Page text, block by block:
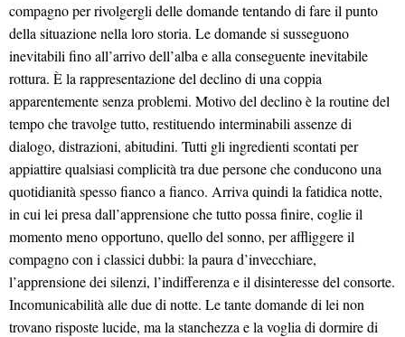
compagno per rivolgergli delle domande tentando di fare il punto
della situazione nella loro storia. Le domande si susseguono
inevitabili fino all’arrivo dell’alba e alla conseguente inevitabile
rottura. È la rappresentazione del declino di una coppia
apparentemente senza problemi. Motivo del declino è la routine del
tempo che travolge tutto, restituendo interminabili assenze di
dialogo, distrazioni, abitudini. Tutti gli ingredienti scontati per
appiattire qualsiasi complicità tra due persone che conducono una
quotidianità spesso fianco a fianco. Arriva quindi la fatidica notte,
in cui lei presa dall’apprensione che tutto possa finire, coglie il
momento meno opportuno, quello del sonno, per affliggere il
compagno con i classici dubbi: la paura d’invecchiare,
l’apprensione dei silenzi, l’indifferenza e il disinteresse del consorte.
Incomunicabilità alle due di notte. Le tante domande di lei non
trovano risposte lucide, ma la stanchezza e la voglia di dormire di